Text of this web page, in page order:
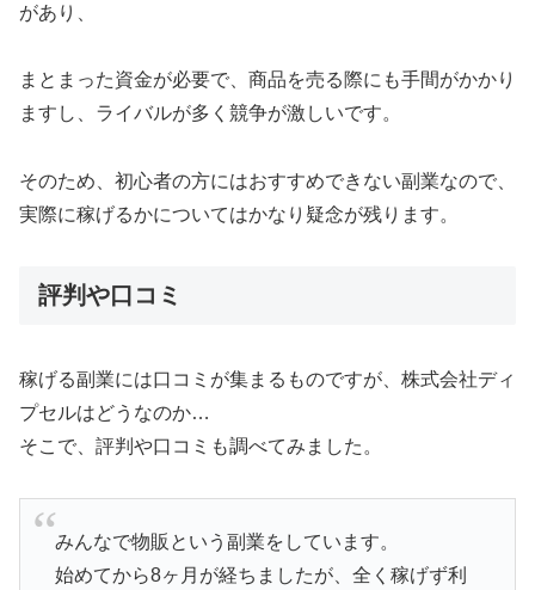
があり、
まとまった資金が必要で、商品を売る際にも手間がかかり
ますし、ライバルが多く競争が激しいです。
そのため、初心者の方にはおすすめできない副業なので、
実際に稼げるかについてはかなり疑念が残ります。
評判や口コミ
稼げる副業には口コミが集まるものですが、株式会社ディ
プセルはどうなのか…
そこで、評判や口コミも調べてみました。
みんなで物販という副業をしています。
始めてから8ヶ月が経ちましたが、全く稼げず利